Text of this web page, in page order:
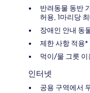
반려동물 동반
허용, 1마리당
장애인 안내 동
제한 사항 적용*
먹이/물 그릇 이
인터넷
공용 구역에서